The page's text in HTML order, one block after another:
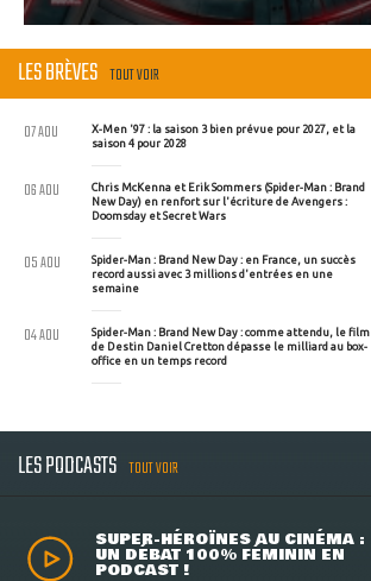
LES BRÈVES TOUT VOIR
X-Men '97 : la saison 3 bien prévue pour 2027, et la
saison 4 pour 2028
07 AOU
Chris McKenna et Erik Sommers (Spider-Man : Brand
New Day) en renfort sur l'écriture de Avengers :
Doomsday et Secret Wars
06 AOU
Spider-Man : Brand New Day : en France, un succès
record aussi avec 3 millions d'entrées en une
semaine
05 AOU
Spider-Man : Brand New Day : comme attendu, le film
de Destin Daniel Cretton dépasse le milliard au box-
office en un temps record
04 AOU
LES PODCASTS TOUT VOIR
SUPER-HÉROÏNES AU CINÉMA :
UN DÉBAT 100% FÉMININ EN
PODCAST !